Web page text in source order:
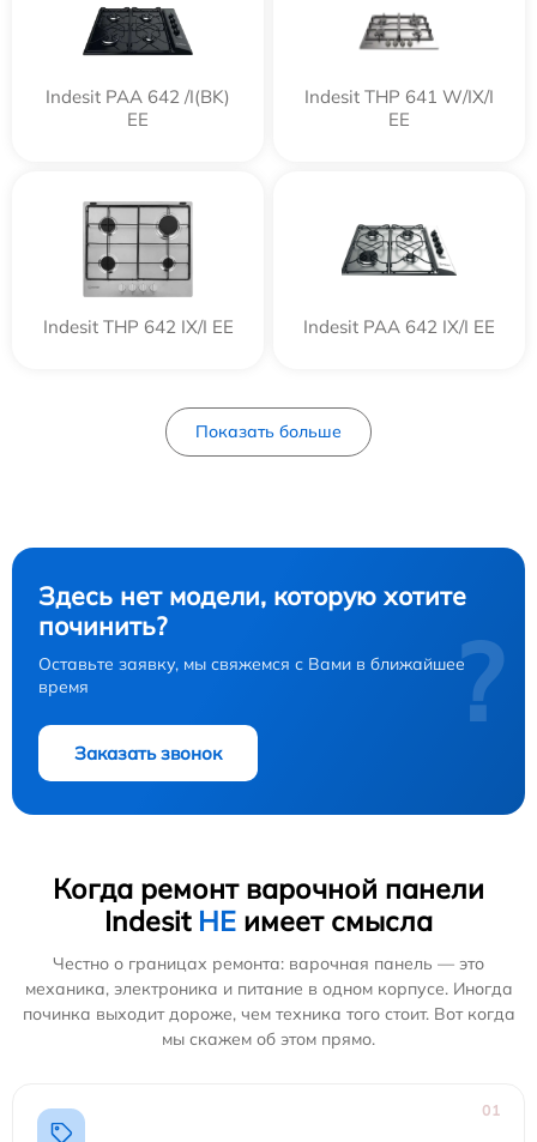
Indesit PAA 642 /I(BK)
EE
Indesit THP 641 W/IX/I
EE
Indesit THP 642 IX/I EE Indesit PAA 642 IX/I EE
Показать больше
Здесь нет модели, которую хотите
починить?
Оставьте заявку, мы свяжемся с Вами в ближайшее
время
Заказать звонок
?
Когда ремонт варочной панели
Indesit НЕ имеет смысла
Честно о границах ремонта: варочная панель — это
механика, электроника и питание в одном корпусе. Иногда
починка выходит дороже, чем техника того стоит. Вот когда
мы скажем об этом прямо.
01